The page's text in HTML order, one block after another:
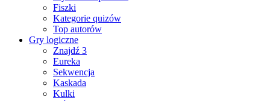
Fiszki
Kategorie quizów
Top autorów
Gry logiczne
Znajdź 3
Eureka
Sekwencja
Kaskada
Kulki